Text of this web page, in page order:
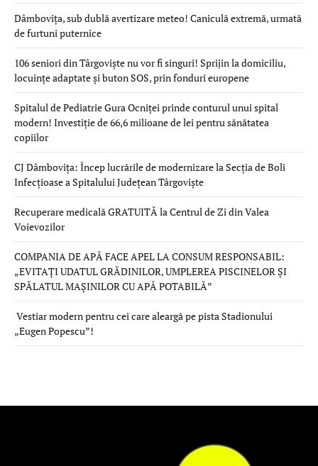
Dâmbovița, sub dublă avertizare meteo! Caniculă extremă, urmată
de furtuni puternice
106 seniori din Târgoviște nu vor fi singuri! Sprijin la domiciliu,
locuințe adaptate și buton SOS, prin fonduri europene
Spitalul de Pediatrie Gura Ocniței prinde conturul unui spital
modern! Investiție de 66,6 milioane de lei pentru sănătatea
copiilor
CJ Dâmbovița: Încep lucrările de modernizare la Secția de Boli
Infecțioase a Spitalului Județean Târgoviște
Recuperare medicală GRATUITĂ la Centrul de Zi din Valea
Voievozilor
COMPANIA DE APĂ FACE APEL LA CONSUM RESPONSABIL:
„EVITAȚI UDATUL GRĂDINILOR, UMPLEREA PISCINELOR ȘI
SPĂLATUL MAȘINILOR CU APĂ POTABILĂ”
Vestiar modern pentru cei care aleargă pe pista Stadionului
„Eugen Popescu”!